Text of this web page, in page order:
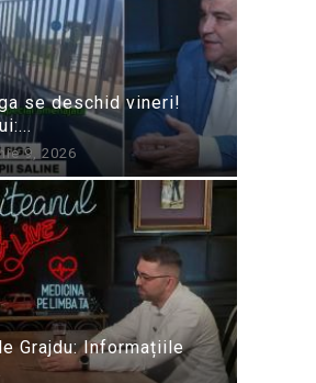
se deschid vineri!
9, 2026
Grajdu: Informațiile